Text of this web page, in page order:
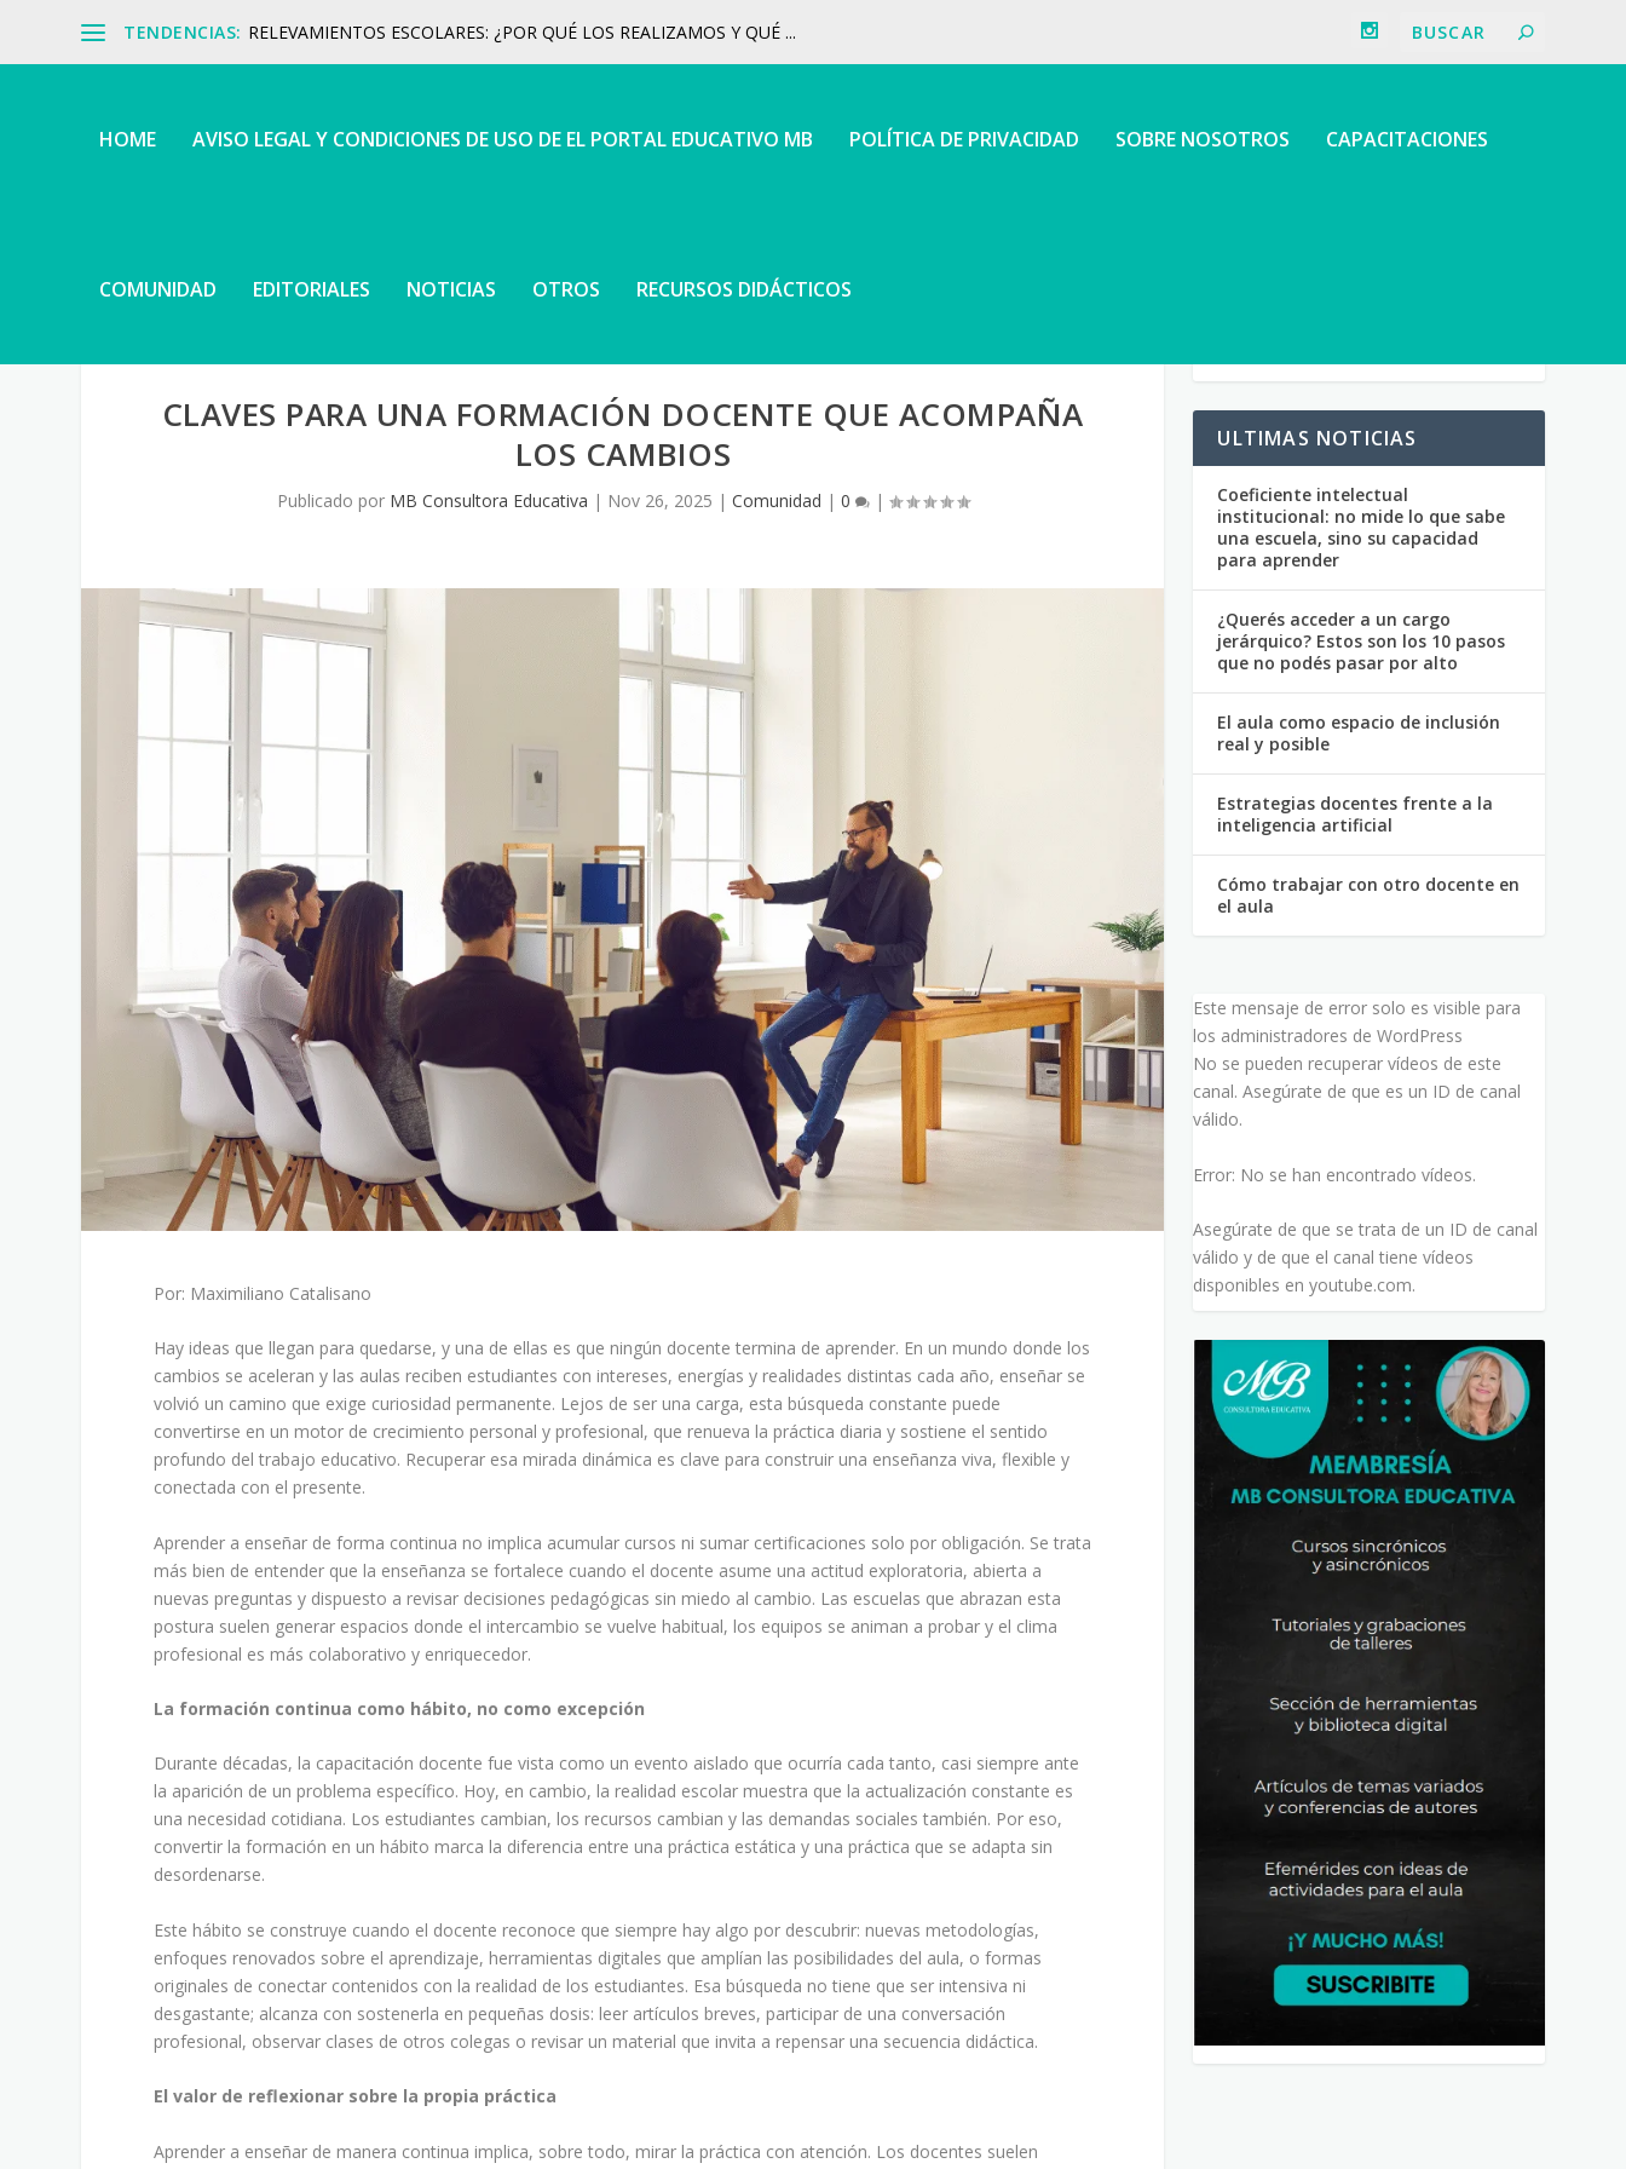
TENDENCIAS: RELEVAMIENTOS ESCOLARES: ¿POR QUÉ LOS REALIZAMOS Y QUÉ ...
HOME AVISO LEGAL Y CONDICIONES DE USO DE EL PORTAL EDUCATIVO MB POLÍTICA DE PRIVACIDAD SOBRE NOSOTROS CAPACITACIONES
COMUNIDAD EDITORIALES NOTICIAS OTROS RECURSOS DIDÁCTICOS
CLAVES PARA UNA FORMACIÓN DOCENTE QUE ACOMPAÑA
LOS CAMBIOS
Publicado por MB Consultora Educativa | Nov 26, 2025 | Comunidad | 0 |
Por: Maximiliano Catalisano
Hay ideas que llegan para quedarse, y una de ellas es que ningún docente termina de aprender. En un mundo donde los
cambios se aceleran y las aulas reciben estudiantes con intereses, energías y realidades distintas cada año, enseñar se
volvió un camino que exige curiosidad permanente. Lejos de ser una carga, esta búsqueda constante puede
convertirse en un motor de crecimiento personal y profesional, que renueva la práctica diaria y sostiene el sentido
profundo del trabajo educativo. Recuperar esa mirada dinámica es clave para construir una enseñanza viva, flexible y
conectada con el presente.
Aprender a enseñar de forma continua no implica acumular cursos ni sumar certificaciones solo por obligación. Se trata
más bien de entender que la enseñanza se fortalece cuando el docente asume una actitud exploratoria, abierta a
nuevas preguntas y dispuesto a revisar decisiones pedagógicas sin miedo al cambio. Las escuelas que abrazan esta
postura suelen generar espacios donde el intercambio se vuelve habitual, los equipos se animan a probar y el clima
profesional es más colaborativo y enriquecedor.
La formación continua como hábito, no como excepción
Durante décadas, la capacitación docente fue vista como un evento aislado que ocurría cada tanto, casi siempre ante
la aparición de un problema específico. Hoy, en cambio, la realidad escolar muestra que la actualización constante es
una necesidad cotidiana. Los estudiantes cambian, los recursos cambian y las demandas sociales también. Por eso,
convertir la formación en un hábito marca la diferencia entre una práctica estática y una práctica que se adapta sin
desordenarse.
Este hábito se construye cuando el docente reconoce que siempre hay algo por descubrir: nuevas metodologías,
enfoques renovados sobre el aprendizaje, herramientas digitales que amplían las posibilidades del aula, o formas
originales de conectar contenidos con la realidad de los estudiantes. Esa búsqueda no tiene que ser intensiva ni
desgastante; alcanza con sostenerla en pequeñas dosis: leer artículos breves, participar de una conversación
profesional, observar clases de otros colegas o revisar un material que invita a repensar una secuencia didáctica.
El valor de reflexionar sobre la propia práctica
Aprender a enseñar de manera continua implica, sobre todo, mirar la práctica con atención. Los docentes suelen
ULTIMAS NOTICIAS
Coeficiente intelectual
institucional: no mide lo que sabe
una escuela, sino su capacidad
para aprender
¿Querés acceder a un cargo
jerárquico? Estos son los 10 pasos
que no podés pasar por alto
El aula como espacio de inclusión
real y posible
Estrategias docentes frente a la
inteligencia artificial
Cómo trabajar con otro docente en
el aula
Este mensaje de error solo es visible para
los administradores de WordPress
No se pueden recuperar vídeos de este
canal. Asegúrate de que es un ID de canal
válido.
Error: No se han encontrado vídeos.
Asegúrate de que se trata de un ID de canal
válido y de que el canal tiene vídeos
disponibles en youtube.com.